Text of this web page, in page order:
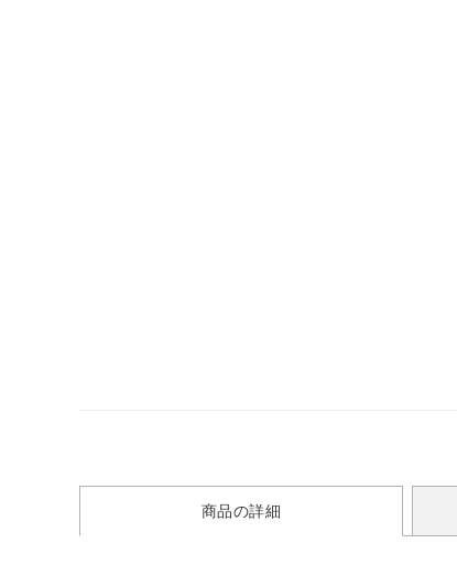
商品の詳細